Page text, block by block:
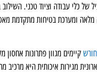
עבודה וציוד טכני. השילוב
ומערכת בטיחות מתקדמת מאפשר
קיימים מגוון פתרונות אחסון
מגירות איכותית היא מרכיב